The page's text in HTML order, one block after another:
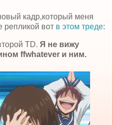
кадр,который меня
репликой вот в этом треде:
TD. Я не вижу
ffwhatever и ним.